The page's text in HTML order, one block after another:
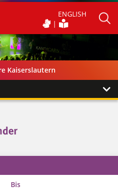
ENGLISH
Kaiserslautern
Bis